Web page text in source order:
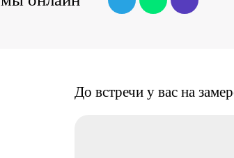
До встречи у вас на